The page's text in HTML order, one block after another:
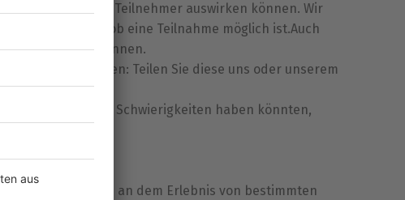
anderer Teilnehmer auswirken können. Wir
dann, ob eine Teilnahme möglich ist.Auch
nehmen können.
feststellen sollten: Teilen Sie diese uns oder unserem
leiden oder Schwierigkeiten haben könnten,
ob die Teilnahme an dem Erlebnis von bestimmten